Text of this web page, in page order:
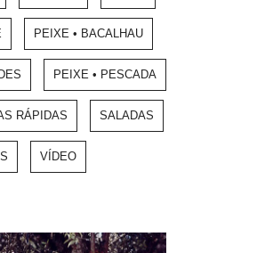
PEIXE • BACALHAU
PEIXE • PESCADA
RÁPIDAS SALADAS
VÍDEO